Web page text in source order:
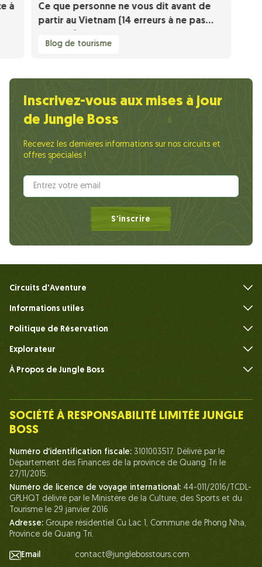
à
Ce que personne ne vous dit avant de
partir au Vietnam (14 erreurs à ne pas
Blog de tourisme
Inscrivez-vous aux mises à jour
de Jungle Boss
Recevez les dernières informations sur nos circuits et
offres spéciales !
S'inscrire
Circuits d'Aventure
Informations utiles
Politique de Réservation
Explorateur
À Propos de Jungle Boss
Notre Équipe
Humain du Chef de la Jungle
Nos Certifications
Partenariats
Contactez-Nous
SOCIÉTÉ À RESPONSABILITÉ LIMITÉE JUNGLE
BOSS
Numéro d'identification fiscale: 3101003517. Délivré par le
Département des Finances de la province de Quang Tri le
27/11/2015.
Numéro de licence de voyage international: 44-011/2016/TCDL-
GPLHQT délivré par le Ministère de la Culture, des Sports et du
Tourisme le 29 janvier 2016
Adresse: Groupe résidentiel Cu Lac 1, Commune de Phong Nha,
Province de Quang Tri.
Email contact@junglebosstours.com